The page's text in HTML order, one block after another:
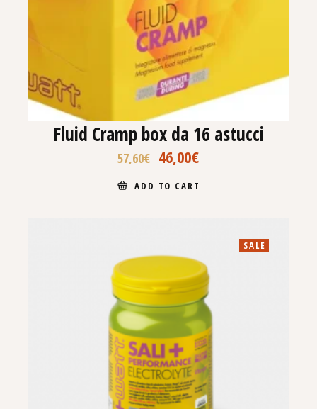
Fluid Cramp box da 16 astucci
57,60€ 46,00€
ADD TO CART
SALE